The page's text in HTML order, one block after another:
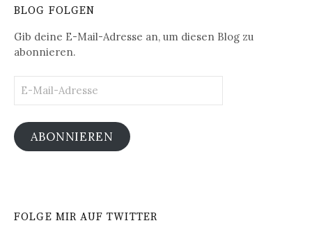
BLOG FOLGEN
Gib deine E-Mail-Adresse an, um diesen Blog zu
abonnieren.
Mail-
ABONNIEREN
FOLGE MIR AUF TWITTER